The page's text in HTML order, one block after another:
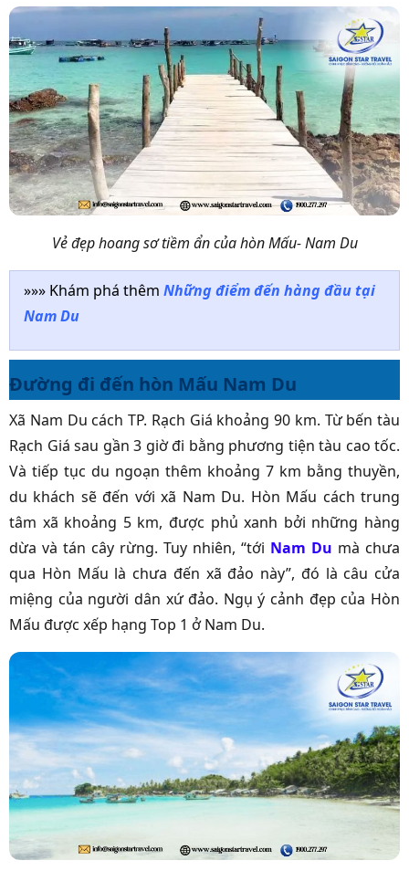
Vẻ đẹp hoang sơ tiềm ẩn của hòn Mấu- Nam Du
»»» Khám phá thêm Những điểm đến hàng đầu tại
Nam Du
Đường đi đến hòn Mấu Nam Du
Xã Nam Du cách TP. Rạch Giá khoảng 90 km. Từ bến tàu
Rạch Giá sau gần 3 giờ đi bằng phương tiện tàu cao tốc.
Và tiếp tục du ngoạn thêm khoảng 7 km bằng thuyền,
du khách sẽ đến với xã Nam Du. Hòn Mấu cách trung
tâm xã khoảng 5 km, được phủ xanh bởi những hàng
dừa và tán cây rừng. Tuy nhiên, “tới Nam Du mà chưa
qua Hòn Mấu là chưa đến xã đảo này”, đó là câu cửa
miệng của người dân xứ đảo. Ngụ ý cảnh đẹp của Hòn
Mấu được xếp hạng Top 1 ở Nam Du.